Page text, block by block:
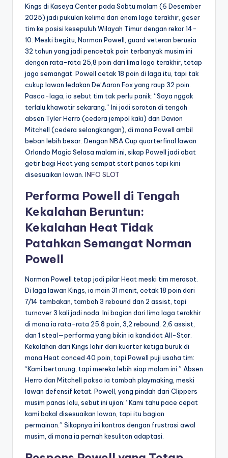
Kings di Kaseya Center pada Sabtu malam (6 Desember
2025) jadi pukulan kelima dari enam laga terakhir, geser
tim ke posisi kesepuluh Wilayah Timur dengan rekor 14-
10. Meski begitu, Norman Powell, guard veteran berusia
32 tahun yang jadi pencetak poin terbanyak musim ini
dengan rata-rata 25,8 poin dari lima laga terakhir, tetap
jaga semangat. Powell cetak 18 poin di laga itu, tapi tak
cukup lawan ledakan De’Aaron Fox yang raup 32 poin.
Pasca-laga, ia sebut tim tak perlu panik: “Saya nggak
terlalu khawatir sekarang.” Ini jadi sorotan di tengah
absen Tyler Herro (cedera jempol kaki) dan Davion
Mitchell (cedera selangkangan), di mana Powell ambil
beban lebih besar. Dengan NBA Cup quarterfinal lawan
Orlando Magic Selasa malam ini, sikap Powell jadi obat
getir bagi Heat yang sempat start panas tapi kini
disesuaikan lawan. INFO SLOT
Performa Powell di Tengah
Kekalahan Beruntun:
Kekalahan Heat Tidak
Patahkan Semangat Norman
Powell
Norman Powell tetap jadi pilar Heat meski tim merosot.
Di laga lawan Kings, ia main 31 menit, cetak 18 poin dari
7/14 tembakan, tambah 3 rebound dan 2 assist, tapi
turnover 3 kali jadi noda. Ini bagian dari lima laga terakhir
di mana ia rata-rata 25,8 poin, 3,2 rebound, 2,6 assist,
dan 1 steal—performa yang bikin ia kandidat All-Star.
Kekalahan dari Kings lahir dari kuarter ketiga buruk di
mana Heat conced 40 poin, tapi Powell puji usaha tim:
“Kami bertarung, tapi mereka lebih siap malam ini.” Absen
Herro dan Mitchell paksa ia tambah playmaking, meski
lawan defensif ketat. Powell, yang pindah dari Clippers
musim panas lalu, sebut ini ujian: “Kami tahu pace cepat
kami bakal disesuaikan lawan, tapi itu bagian
permainan.” Sikapnya ini kontras dengan frustrasi awal
musim, di mana ia pernah kesulitan adaptasi.